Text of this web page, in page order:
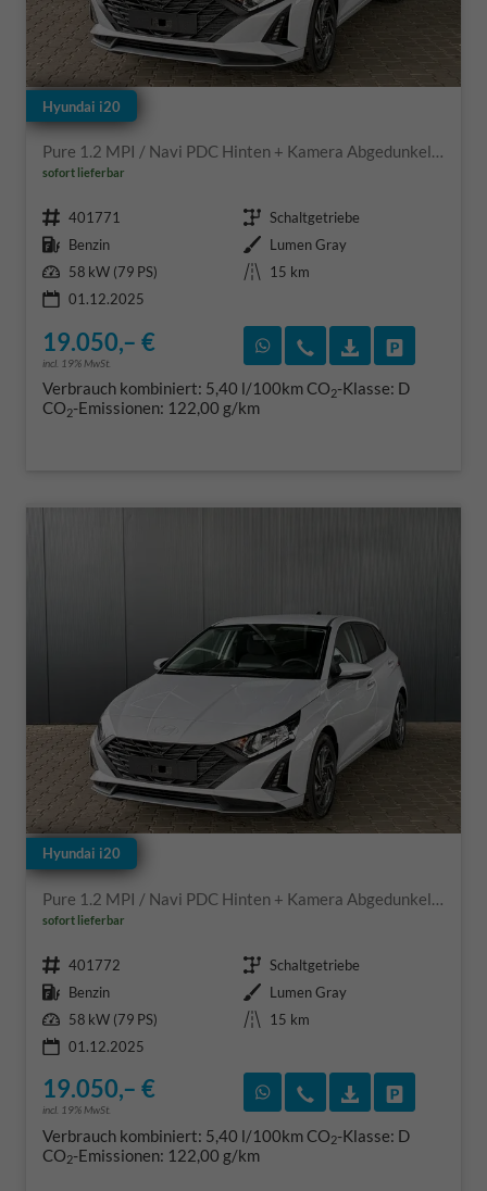
Hyundai i20
Pure 1.2 MPI / Navi PDC Hinten + Kamera Abgedunkelte Scheiben Tempomat Alu 16"
sofort lieferbar
Fahrzeugnr. 401771 Getriebe Schaltgetriebe
Kraftstoff Benzin Außenfarbe Lumen Gray
Leistung 58 kW (79 PS) Kilometerstand
15 km
01.12.2025
19.050,– €
incl. 19% MwSt.
Rückruf vereinbaren
Wir rufen Sie an
Verbrauch kombiniert: 5,40 l/100kmCO2-Klasse: D
CO2-Emissionen: 122,00 g/km
Hyundai i20
Pure 1.2 MPI / Navi PDC Hinten + Kamera Abgedunkelte Scheiben Tempomat Alu 16"
sofort lieferbar
Fahrzeugnr. 401772 Getriebe Schaltgetriebe
Kraftstoff Benzin Außenfarbe Lumen Gray
Leistung 58 kW (79 PS) Kilometerstand
15 km
01.12.2025
19.050,– €
incl. 19% MwSt.
Rückruf vereinbaren
Wir rufen Sie an
Verbrauch kombiniert: 5,40 l/100kmCO2-Klasse: D
CO2-Emissionen: 122,00 g/km